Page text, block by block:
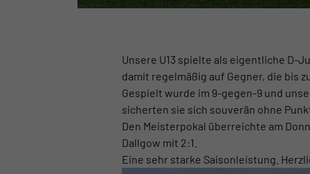
Unsere U13 spielte als eigentliche D-
damit regelmäßig auf Gegner, die bis
Gespielt wurde im 9-gegen-9 und
sicherten sie sich souverän ohne
Den Meisterpokal überreichte am
Dallgow mit 2:1.
Eine sehr starke Saisonleistung.